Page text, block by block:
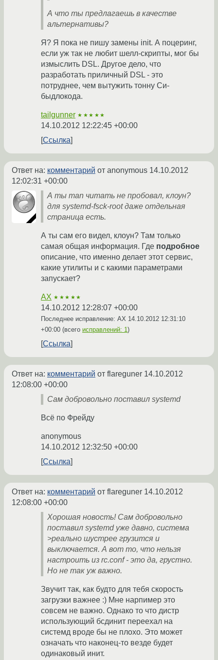
А что ты предлагаешь в качестве
альтернативы?
Я? Я пока не пишу замены init. А поцеринг,
если уж так не любит шелл-скрипты, мог бы
измыслить DSL. Другое дело, что
разработать приличный DSL - это
потруднее, чем вытужить тонну Си-
быдлокода.
tailgunner ★★★★★
14.10.2012 12:22:45 +00:00
Ссылка
Ответ на: комментарий от anonymous 14.10.2012
12:02:31 +00:00
А ты man читать не пробовал, клоун?
для systemd-fsck-root даже отдельная
страница есть.
А ты сам его видел, клоун? Там только
самая общая информация. Где подробное
описание, что именно делает этот сервис,
какие утилиты и с какими параметрами
запускает?
AX ★★★★★
14.10.2012 12:28:07 +00:00
Последнее исправление: AX 14.10.2012 12:31:10
+00:00 (всего исправлений: 1)
Ссылка
Ответ на: комментарий от flareguner 14.10.2012
12:08:00 +00:00
Сам добровольно поставил systemd
Всё по Фрейду
anonymous
14.10.2012 12:32:50 +00:00
Ссылка
Ответ на: комментарий от flareguner 14.10.2012
12:08:00 +00:00
Хорошая новость! Сам добровольно
поставил systemd уже давно, система
>реально шустрее грузится и
выключается. А вот то, что нельзя
настроить из rc.conf - это да, грустно.
Но не так уж важно.
Звучит так, как будто для тебя скорость
загрузки важнее :) Мне нарпимер это
совсем не важно. Однако то что дистр
использующий бсдинит переехал на
системд вроде бы не плохо. Это может
означать что наконец-то везде будет
одинаковый инит.